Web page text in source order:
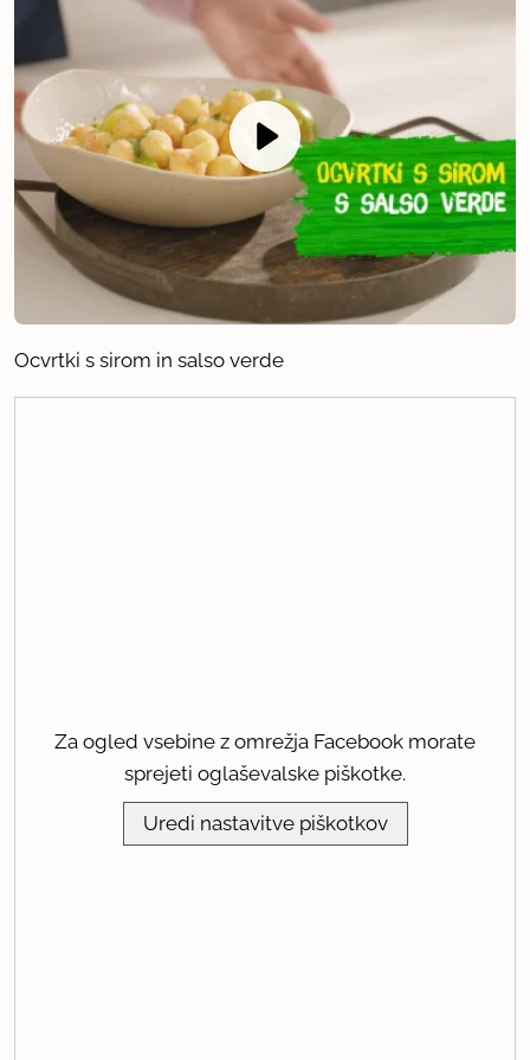
Ocvrtki s sirom in salso verde
Za ogled vsebine z omrežja Facebook morate
sprejeti oglaševalske piškotke.
Uredi nastavitve piškotkov